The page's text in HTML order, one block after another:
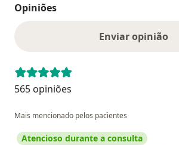
Opiniões
Enviar opinião
565 opiniões
Mais mencionado pelos pacientes
Atencioso durante a consulta